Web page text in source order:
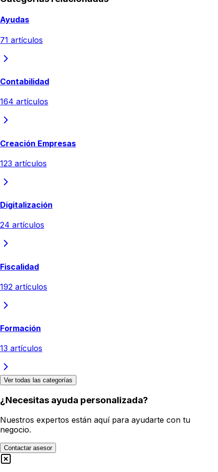
Ayudas
71 artículos
Contabilidad
164 artículos
Creación Empresas
123 artículos
Digitalización
24 artículos
Fiscalidad
192 artículos
Formación
13 artículos
Ver todas las categorías
¿Necesitas ayuda personalizada?
Nuestros expertos están aquí para ayudarte con tu
negocio.
Contactar asesor